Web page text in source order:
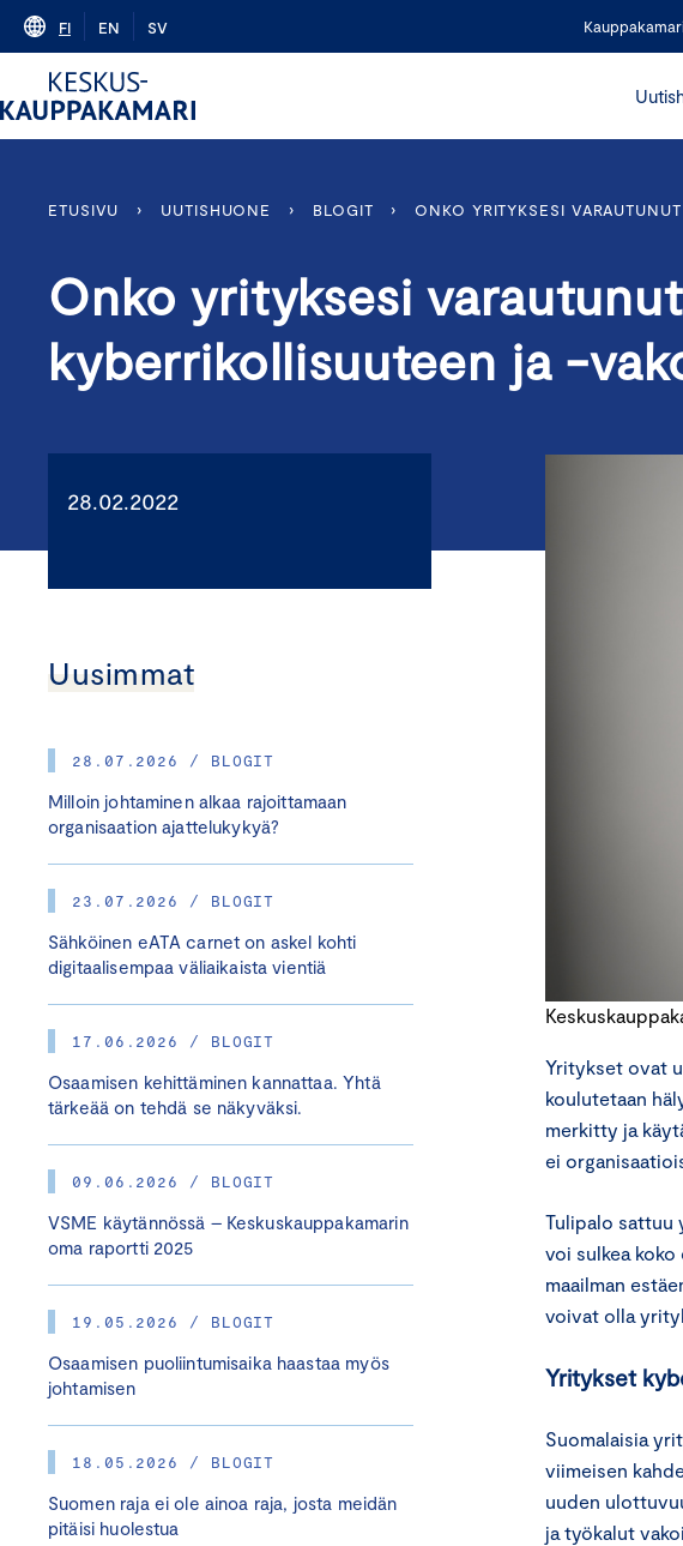
Skip
content
FI EN SV
ETUSIVU › UUTISHUONE › BLOGIT › ONKO YRITYKSESI
Onko yrityksesi varautunut
kyberrikollisuuteen ja -
28.02.2022
Uusimmat
28.07.2026 / BLOGIT
Milloin johtaminen alkaa rajoittamaan
organisaation ajattelukykyä?
23.07.2026 / BLOGIT
Sähköinen eATA carnet on askel kohti
digitaalisempaa väliaikaista vientiä
17.06.2026 / BLOGIT
Osaamisen kehittäminen kannattaa. Yhtä
tärkeää on tehdä se näkyväksi.
09.06.2026 / BLOGIT
VSME käytännössä – Keskuskauppakamarin
oma raportti 2025
19.05.2026 / BLOGIT
Osaamisen puoliintumisaika haastaa myös
johtamisen
18.05.2026 / BLOGIT
Suomen raja ei ole ainoa raja, josta meidän
pitäisi huolestua
Yritykset ovat
koulutetaan
merkitty ja
ei
Tulipalo sattuu
voi sulkea
maailman
voivat olla
Yritykset
Suomalaisia
viimeisen
uuden
ja työkalut